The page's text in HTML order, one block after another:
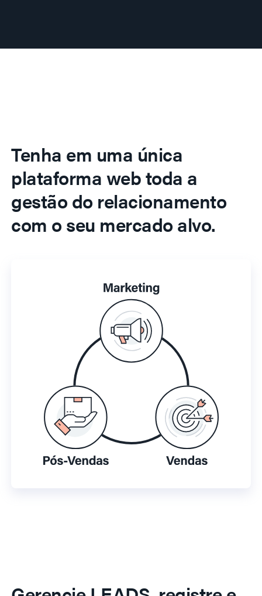
Tenha em uma única
plataforma web toda a
gestão do relacionamento
com o seu mercado alvo.